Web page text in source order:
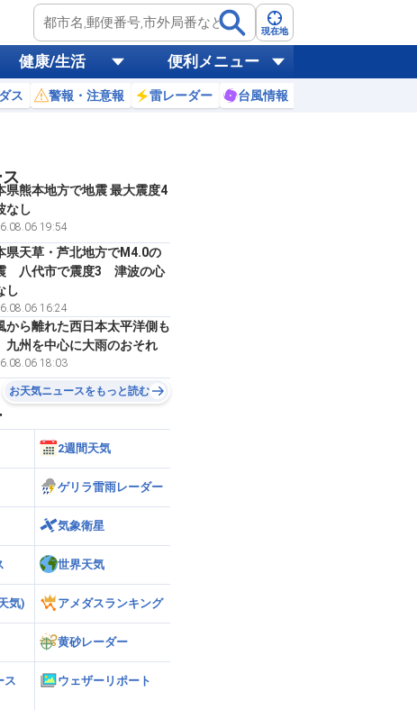
現在地
健康/生活 便利メニュー
ス 警報・注意報 雷レーダー 台風情報
県熊本地方で地震 最大震度4
なし
19:54
県天草・芦北地方でM4.0の
八代市で震度3 津波の心
し
16:24
から離れた西日本太平洋側も
州を中心に大雨のおそれ
18:03
お天気ニュースをもっと読む
2週間天気
ゲリラ雷雨レーダー
気象衛星
世界天気
気) アメダスランキング
黄砂レーダー
ス
ウェザーリポート